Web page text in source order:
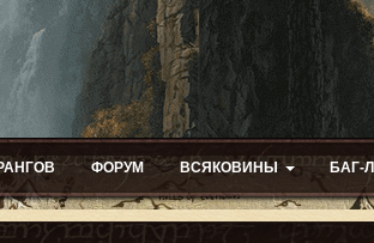
ФОРУМ ВСЯКОВИНЫ БАГ-